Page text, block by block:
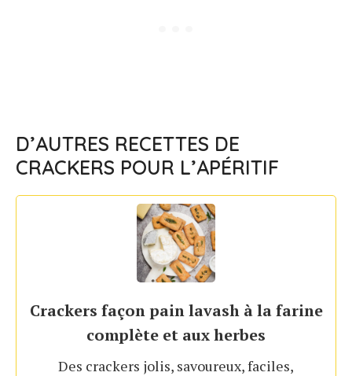
D’AUTRES RECETTES DE
CRACKERS POUR L’APÉRITIF
Crackers façon pain lavash à la farine
complète et aux herbes
Des crackers jolis, savoureux, faciles,